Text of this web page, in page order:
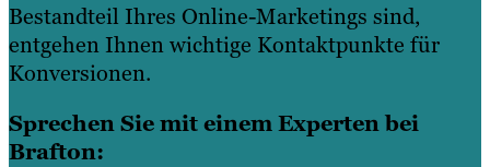
Bestandteil Ihres Online-Marketings sind,
entgehen Ihnen wichtige Kontaktpunkte für
Konversionen.
Sprechen Sie mit einem Experten bei
Brafton: